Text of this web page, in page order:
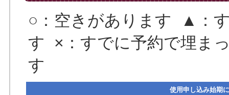
○：空きがあります ▲：
す ×：すでに予約で埋ま
す
使用申し込み始期